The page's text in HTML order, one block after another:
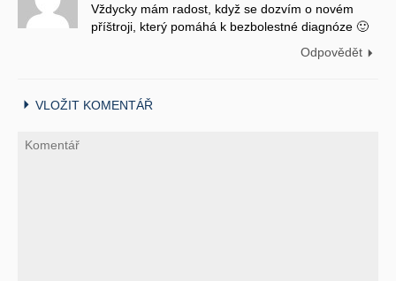
Vždycky mám radost, když se dozvím o novém
příštroji, který pomáhá k bezbolestné diagnóze 🙂
Odpovědět
VLOŽIT KOMENTÁŘ